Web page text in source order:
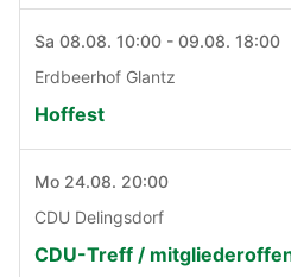
Sa 08.08. 10:00 - 09.08. 18:00
Erdbeerhof Glantz
Hoffest
Mo 24.08. 20:00
CDU Delingsdorf
CDU-Treff /